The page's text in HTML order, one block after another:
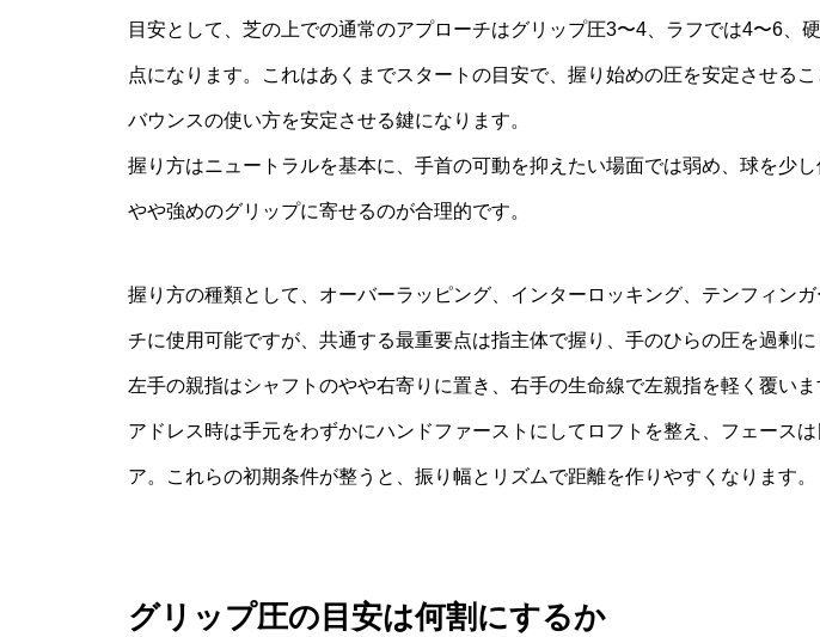
目安として、芝の上での通常のアプローチはグリップ圧3〜4、ラフでは4〜6、
点になります。これはあくまでスタートの目安で、握り始めの圧を安定させる
バウンスの使い方を安定させる鍵になります。
握り方はニュートラルを基本に、手首の可動を抑えたい場面では弱め、球を少
やや強めのグリップに寄せるのが合理的です。
握り方の種類として、オーバーラッピング、インターロッキング、テンフィン
チに使用可能ですが、共通する最重要点は指主体で握り、手のひらの圧を過剰に
左手の親指はシャフトのやや右寄りに置き、右手の生命線で左親指を軽く覆いま
アドレス時は手元をわずかにハンドファーストにしてロフトを整え、フェース
ア。これらの初期条件が整うと、振り幅とリズムで距離を作りやすくなります。
グリップ圧の目安は何割にするか